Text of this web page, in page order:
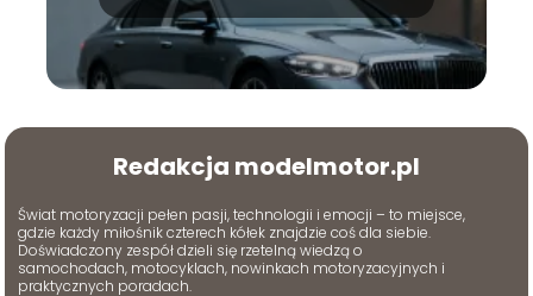
wyposażenie
Redakcja modelmotor.pl
Świat motoryzacji pełen pasji, technologii i emocji – to miejsce,
gdzie każdy miłośnik czterech kółek znajdzie coś dla siebie.
Doświadczony zespół dzieli się rzetelną wiedzą o
samochodach, motocyklach, nowinkach motoryzacyjnych i
praktycznych poradach.